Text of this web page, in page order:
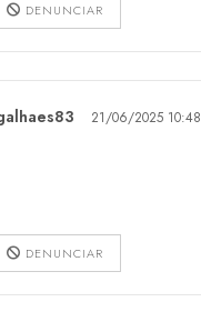
DENUNCIAR
21/06/2025 10:48
DENUNCIAR